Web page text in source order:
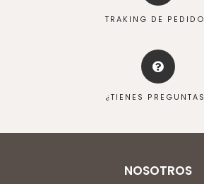
TRAKING DE
¿TIENES
NOSOTROS